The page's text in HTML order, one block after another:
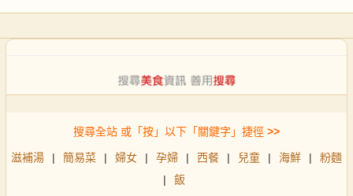
搜尋全站 或「按」以下「關鍵字」捷徑 >>
滋補湯 | 簡易菜 | 婦女 | 孕婦 | 西餐 | 兒童 | 海鮮 |
粉麵
|
飯